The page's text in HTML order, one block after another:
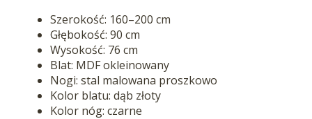
Szerokość: 160–200 cm
Głębokość: 90 cm
Wysokość: 76 cm
Blat: MDF okleinowany
Nogi: stal malowana proszkowo
Kolor blatu: dąb złoty
Kolor nóg: czarne